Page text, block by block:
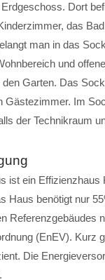
Dort
das
man in das
und
Garten. Das
Gästezimmer. Im
der Technikraum
ist ein Effizienzhaus
Haus benötigt nur
Referenzgebäudes
(EnEV). Kurz
Die